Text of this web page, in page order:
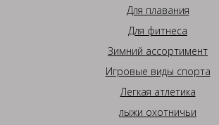
Для плавания
Для фитнеса
Зимний ассортимент
Игровые виды спорта
Легкая атлетика
лыжи охотничьи